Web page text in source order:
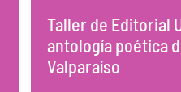
Taller de Editorial
antología poética
Valparaíso